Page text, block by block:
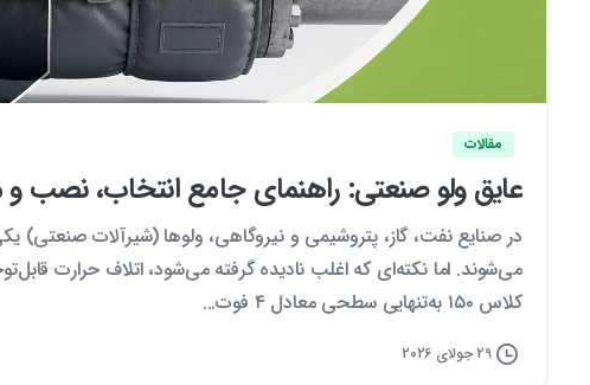
مقالات
عایق ولو صنعتی: راهنمای جامع انتخاب، نصب و
در صنایع نفت، گاز، پتروشیمی و نیروگاهی، ولو‌ها (شیرآلات
کلاس ۱۵۰ به‌تنهایی سطحی معادل ۴ فوت...
29 جولای 2026